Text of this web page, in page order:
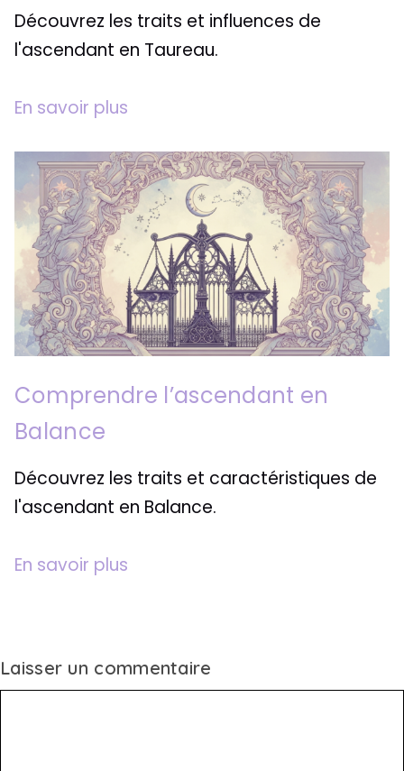
Découvrez les traits et influences de
l'ascendant en Taureau.
En savoir plus
Comprendre l’ascendant en
Balance
Découvrez les traits et caractéristiques de
l'ascendant en Balance.
En savoir plus
Laisser un commentaire